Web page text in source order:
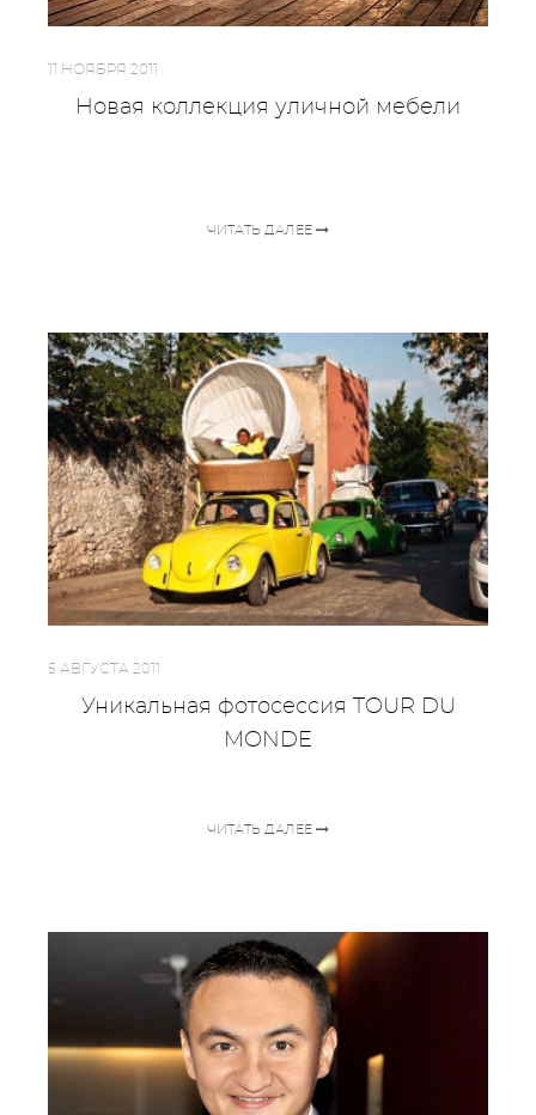
11 НОЯБРЯ 2011
Новая коллекция уличной мебели
ЧИТАТЬ ДАЛЕЕ
5 АВГУСТА 2011
Уникальная фотосессия TOUR DU
MONDE
ЧИТАТЬ ДАЛЕЕ